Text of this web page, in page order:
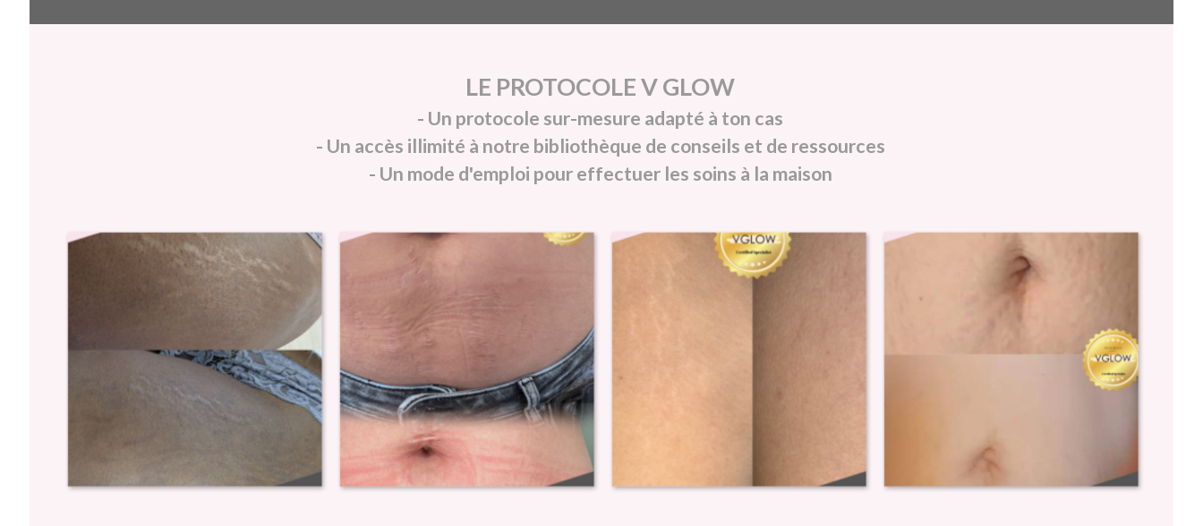
LE PROTOCOLE V GLOW
- Un protocole sur-mesure adapté à ton cas
- Un accès illimité à notre bibliothèque de conseils et de ressources
- Un mode d'emploi pour effectuer les soins à la maison